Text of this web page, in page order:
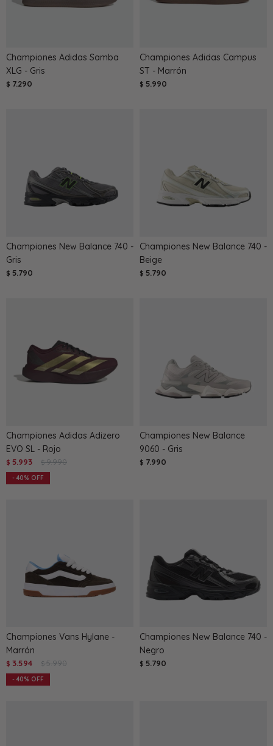
Championes Adidas Samba
XLG - Gris
$ 7.290
Championes Adidas Campus
ST - Marrón
$ 5.990
Championes New Balance 740 -
Gris
$ 5.790
Championes New Balance 740 -
Beige
$ 5.790
Championes Adidas Adizero
EVO SL - Rojo
$ 5.993 $ 9.990
40
Championes New Balance
9060 - Gris
$ 7.990
Championes Vans Hylane -
Marrón
$ 3.594 $ 5.990
40
Championes New Balance 740 -
Negro
$ 5.790